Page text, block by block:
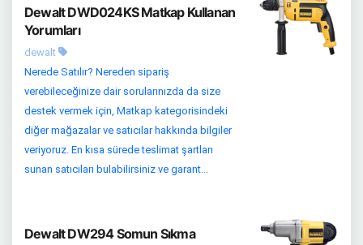
Dewalt DWD024KS Matkap Kullanan
Yorumları
dewalt
Nerede Satılır? Nereden sipariş
verebileceğinize dair sorularınızda da size
destek vermek için, Matkap kategorisindeki
diğer mağazalar ve satıcılar hakkında bilgiler
veriyoruz. En kısa sürede teslimat şartları
sunan satıcıları bulabilirsiniz ve garant...
Dewalt DW294 Somun Sıkma